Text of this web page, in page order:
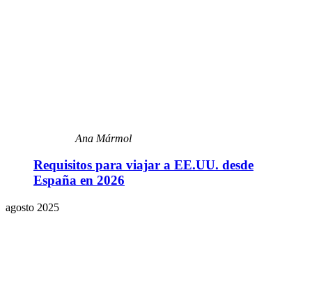
Ana Mármol
Requisitos para viajar a EE.UU. desde
España en 2026
agosto 2025